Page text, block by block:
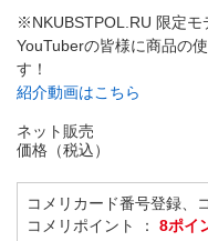
※NKUBSTPOL.RU 限定モ
YouTuberの皆様に商品の
す！
紹介動画はこちら
ネット販売
価格（税込）
コメリカード番号登録、
コメリポイント ： 8ポイ